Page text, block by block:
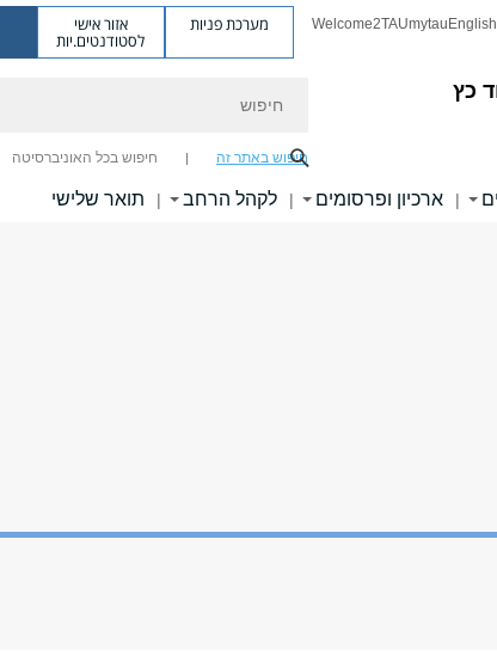
כץ
English
mytau
Welcome2TAU מערכת פניות אזור אישי
לסטודנטים.יות
חיפוש באתר זה חיפוש בכל האוניברסיטה
| ארכיון ופרסומים | לקהל הרחב | תואר שלישי